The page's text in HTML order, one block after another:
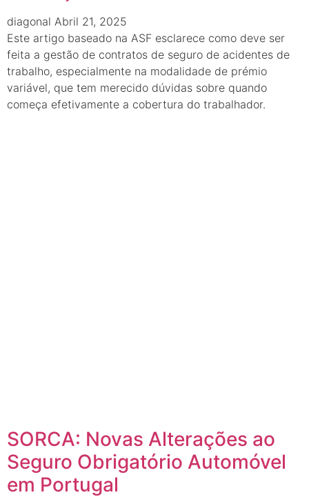
diagonal Abril 21, 2025
Este artigo baseado na ASF esclarece como deve ser
feita a gestão de contratos de seguro de acidentes de
trabalho, especialmente na modalidade de prémio
variável, que tem merecido dúvidas sobre quando
começa efetivamente a cobertura do trabalhador.
SORCA: Novas Alterações ao
Seguro Obrigatório Automóvel
em Portugal